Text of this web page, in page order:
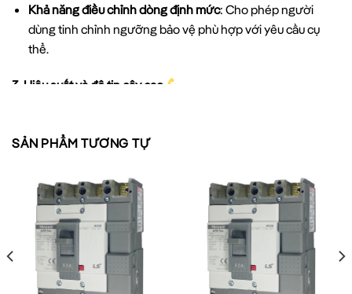
Khả năng điều chỉnh dòng định mức: Cho phép người
dùng tinh chỉnh ngưỡng bảo vệ phù hợp với yêu cầu cụ
thể.
3. Hiệu suất và độ tin cậy cao
điều kiện khắc nghiệt:
Độ ẩm tương đối: Lên đến 95%
Tuổi thọ cơ khí: >20,000 chu kỳ đóng-cắt
Tuổi thọ điện: >8,000 chu kỳ ở mức tải định mức
4. Tiêu chuẩn và chứng nhận
SẢN PHẨM TƯƠNG TỰ